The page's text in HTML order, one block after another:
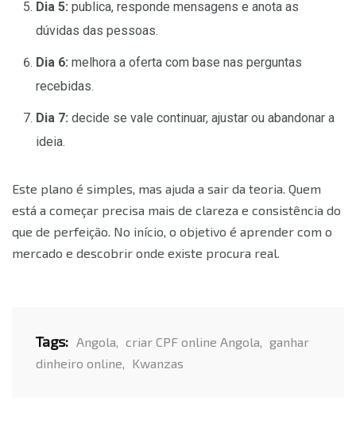
Dia 5: publica, responde mensagens e anota as
dúvidas das pessoas.
Dia 6: melhora a oferta com base nas perguntas
recebidas.
Dia 7: decide se vale continuar, ajustar ou abandonar a
ideia.
Este plano é simples, mas ajuda a sair da teoria. Quem
está a começar precisa mais de clareza e consistência do
que de perfeição. No início, o objetivo é aprender com o
mercado e descobrir onde existe procura real.
Tags: Angola criar CPF online Angola
ganhar
dinheiro online
Kwanzas